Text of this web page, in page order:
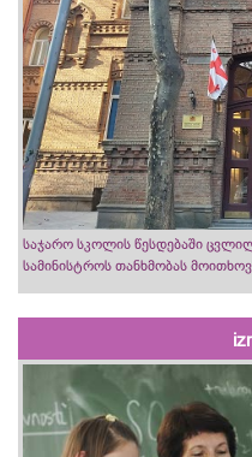
საჯარო სკოლის წესდებაში
სამინისტროს თანხმობას